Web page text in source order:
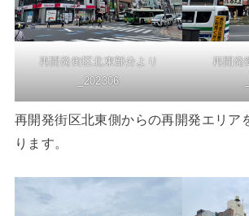
再開発街区北東部分より
_202306
再開発
再開発街区北東側からの再開発エリア
ります。